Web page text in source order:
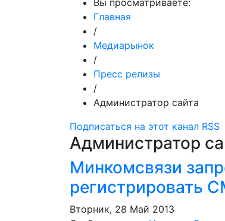
Вы просматриваете:
Главная
/
Медиарынок
/
Пресс релизы
/
Администратор сайта
Подписаться на этот канал RSS
Администратор
Минкомсвязи
регистрировать
Вторник, 28 Май 2013